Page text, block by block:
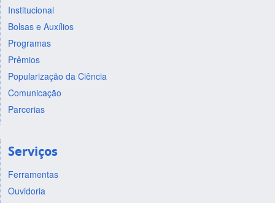
Institucional
Bolsas e Auxílios
Programas
Prêmios
Popularização da Ciência
Comunicação
Parcerias
Serviços
Ferramentas
Ouvidoria